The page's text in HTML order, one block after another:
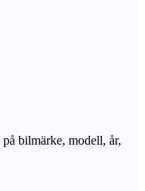
bilmärke, modell, år,